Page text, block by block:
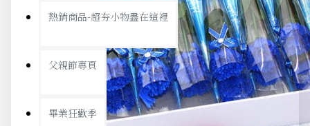
熱銷商品-超夯小物盡在這裡
父親節專頁
畢業狂歡季